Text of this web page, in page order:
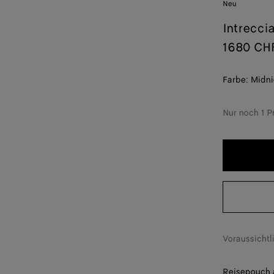
Neu
1680
Farbe:
Nur noch 1